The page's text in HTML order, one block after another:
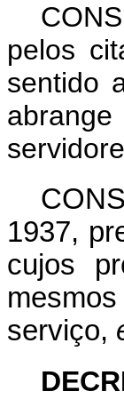
pelos
sentido
1937,
cujos
serviço,